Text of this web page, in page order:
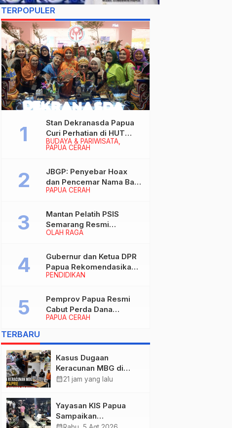
TERPOPULER
BUDAYA & PARIWISATA
PAPUA CERAH
Stan Dekranasda Papua
Curi Perhatian di HUT
Dekranas 2026, Ibu
PAPUA CERAH
JBGP: Penyebar Hoax
dan Pencemar Nama Baik
Gubernur Papua Siap
Hukum!
OLAH RAGA
Mantan Pelatih PSIS
Semarang Resmi
Nakhodahi Persipura
PENDIDIKAN
Gubernur dan Ketua DPR
Papua Rekomendasikan
Ade Yamin Jabat Rektor
periode 2026–2030
PAPUA CERAH
Pemprov Papua Resmi
Cabut Perda Dana
Cadangan, Dialihkan
Pembangunan dan
Layanan Publik
TERBARU
Kasus Dugaan
Keracunan MBG di
Kabupaten Jayapura,
calendar_month21 jam yang lalu
Yayasan KIS Papua
Sampaikan